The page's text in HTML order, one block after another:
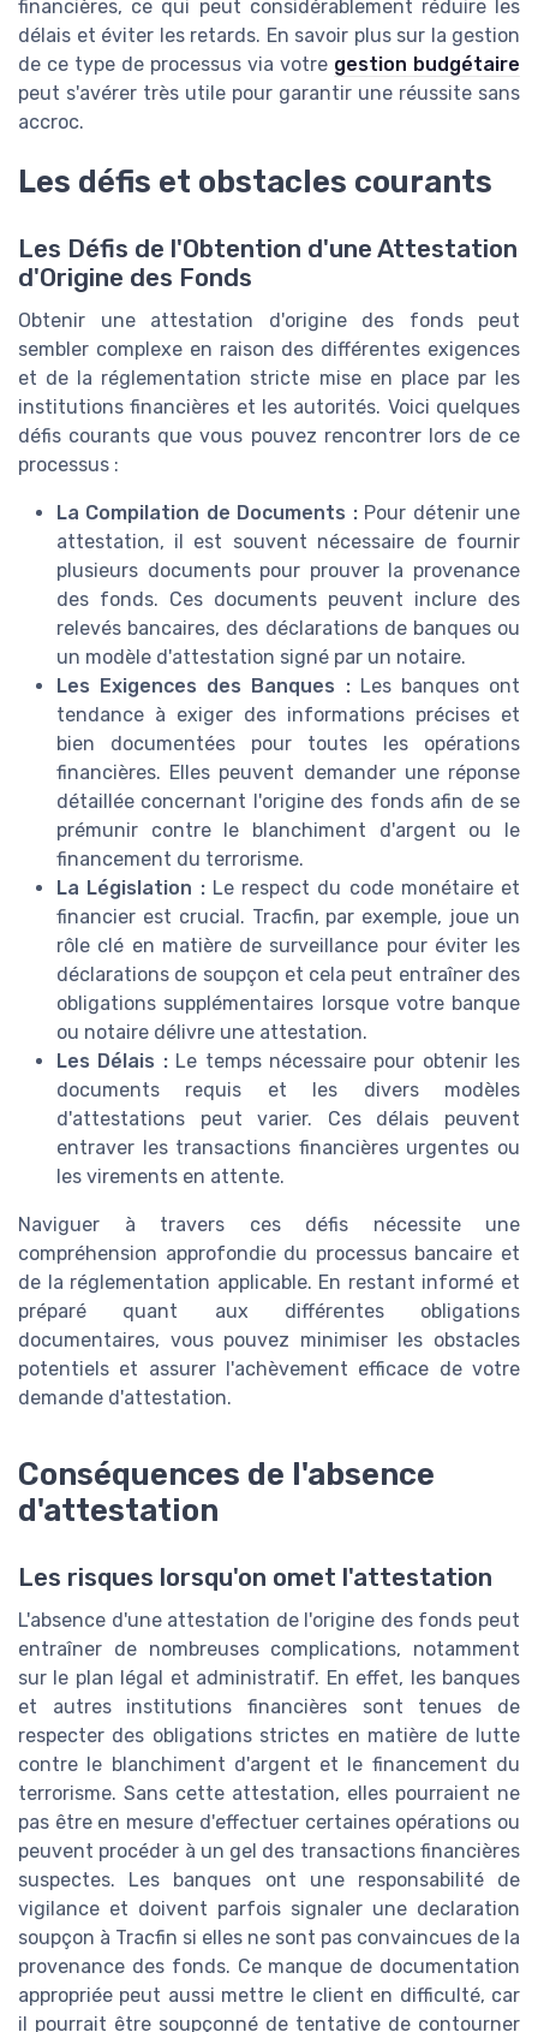
financières, ce qui peut considérablement réduire les
délais et éviter les retards. En savoir plus sur la gestion
de ce type de processus via votre gestion budgétaire
peut s'avérer très utile pour garantir une réussite sans
accroc.
Les défis et obstacles courants
Les Défis de l'Obtention d'une Attestation
d'Origine des Fonds
Obtenir une attestation d'origine des fonds peut
sembler complexe en raison des différentes exigences
et de la réglementation stricte mise en place par les
institutions financières et les autorités. Voici quelques
défis courants que vous pouvez rencontrer lors de ce
processus :
La Compilation de Documents : Pour détenir une
attestation, il est souvent nécessaire de fournir
plusieurs documents pour prouver la provenance
des fonds. Ces documents peuvent inclure des
relevés bancaires, des déclarations de banques ou
un modèle d'attestation signé par un notaire.
Les Exigences des Banques : Les banques ont
tendance à exiger des informations précises et
bien documentées pour toutes les opérations
financières. Elles peuvent demander une réponse
détaillée concernant l'origine des fonds afin de se
prémunir contre le blanchiment d'argent ou le
financement du terrorisme.
La Législation : Le respect du code monétaire et
financier est crucial. Tracfin, par exemple, joue un
rôle clé en matière de surveillance pour éviter les
déclarations de soupçon et cela peut entraîner des
obligations supplémentaires lorsque votre banque
ou notaire délivre une attestation.
Les Délais : Le temps nécessaire pour obtenir les
documents requis et les divers modèles
d'attestations peut varier. Ces délais peuvent
entraver les transactions financières urgentes ou
les virements en attente.
Naviguer à travers ces défis nécessite une
compréhension approfondie du processus bancaire et
de la réglementation applicable. En restant informé et
préparé quant aux différentes obligations
documentaires, vous pouvez minimiser les obstacles
potentiels et assurer l'achèvement efficace de votre
demande d'attestation.
Conséquences de l'absence
d'attestation
Les risques lorsqu'on omet l'attestation
L'absence d'une attestation de l'origine des fonds peut
entraîner de nombreuses complications, notamment
sur le plan légal et administratif. En effet, les banques
et autres institutions financières sont tenues de
respecter des obligations strictes en matière de lutte
contre le blanchiment d'argent et le financement du
terrorisme. Sans cette attestation, elles pourraient ne
pas être en mesure d'effectuer certaines opérations ou
peuvent procéder à un gel des transactions financières
suspectes. Les banques ont une responsabilité de
vigilance et doivent parfois signaler une declaration
soupçon à Tracfin si elles ne sont pas convaincues de la
provenance des fonds. Ce manque de documentation
appropriée peut aussi mettre le client en difficulté, car
il pourrait être soupçonné de tentative de contourner